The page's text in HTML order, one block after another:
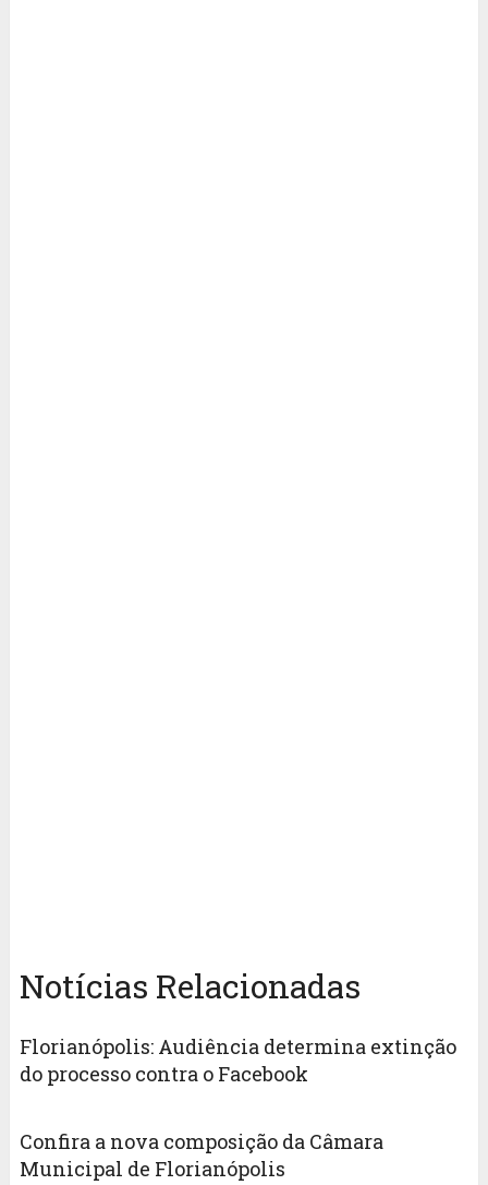
Notícias Relacionadas
Florianópolis: Audiência determina extinção
do processo contra o Facebook
Confira a nova composição da Câmara
Municipal de Florianópolis